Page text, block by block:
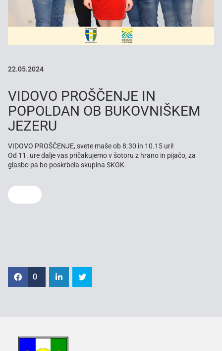
22.05.2024
VIDOVO PROŠČENJE IN
POPOLDAN OB BUKOVNIŠKEM
JEZERU
VIDOVO PROŠČENJE, svete maše ob 8.30 in 10.15 uri!
Od 11. ure dalje vas pričakujemo v šotoru z hrano in pijačo, za
glasbo pa bo poskrbela skupina SKOK.
0